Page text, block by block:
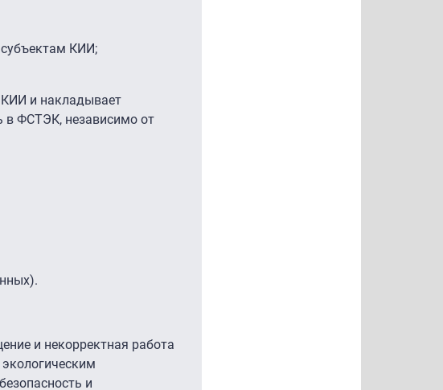
КИИ;
КИИ и накладывает
в ФСТЭК, независимо от
и некорректная работа
и